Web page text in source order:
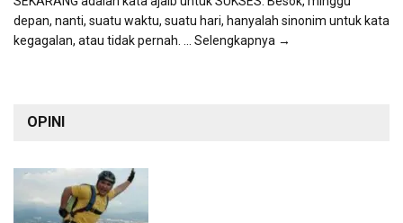
depan, nanti, suatu waktu, suatu hari, hanyalah sinonim untuk kata
kegagalan, atau tidak pernah. ... Selengkapnya →
OPINI